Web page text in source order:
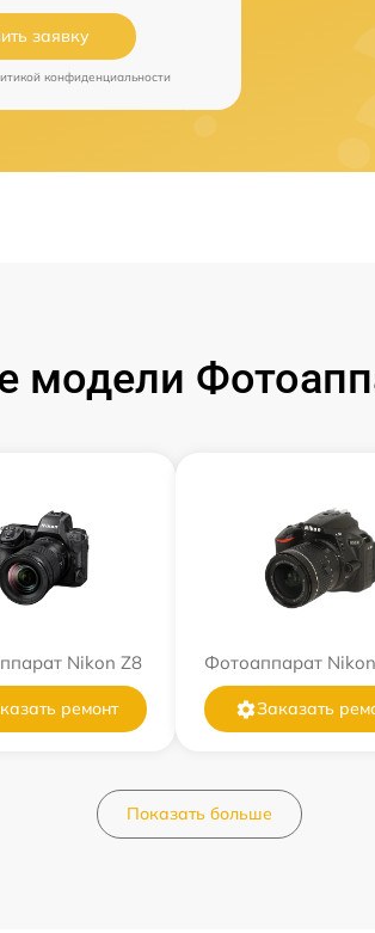
заявку
конфиденциальности
модели
Nikon Z8
ремонт
Фотоаппарат
Заказать
Показать больше